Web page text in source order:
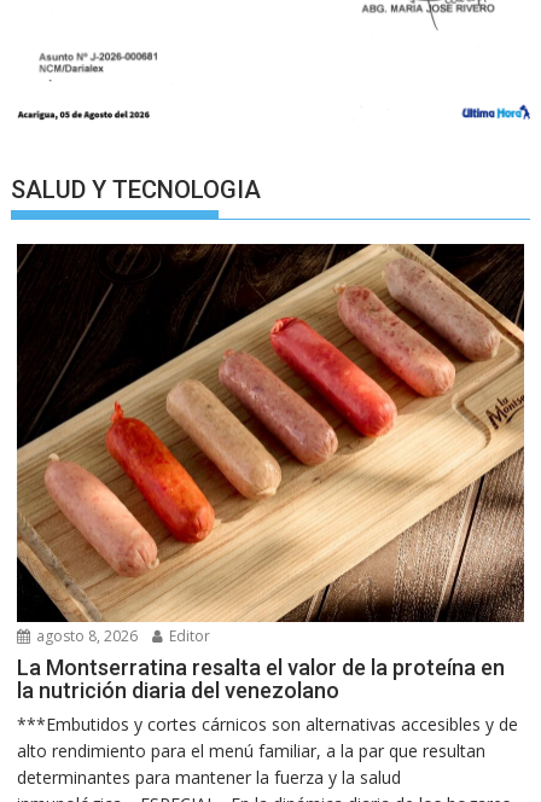
SALUD Y TECNOLOGIA
agosto 8, 2026 Editor
La Montserratina resalta el valor de la proteína en
la nutrición diaria del venezolano
***Embutidos y cortes cárnicos son alternativas accesibles y de
alto rendimiento para el menú familiar, a la par que resultan
determinantes para mantener la fuerza y la salud